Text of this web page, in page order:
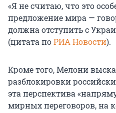
«Я не считаю, что это
предложение мира —
должна отступить с
(цитата поРИА Новости).
Кроме того, Мелони
разблокировки
эта перспектива
мирных переговоров, на